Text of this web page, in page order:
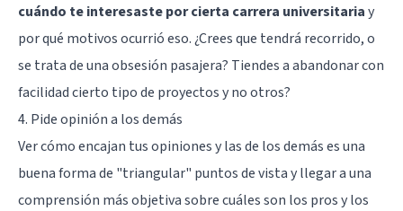
cuándo te interesaste por cierta carrera universitariay
por qué motivos ocurrió eso. ¿Crees que tendrá recorrido, o
se trata de una obsesión pasajera? Tiendes a abandonar con
facilidad cierto tipo de proyectos y no otros?
4. Pide opinión a los demás
Ver cómo encajan tus opiniones y las de los demás es una
buena forma de "triangular" puntos de vista y llegar a una
comprensión más objetiva sobre cuáles son los pros y los